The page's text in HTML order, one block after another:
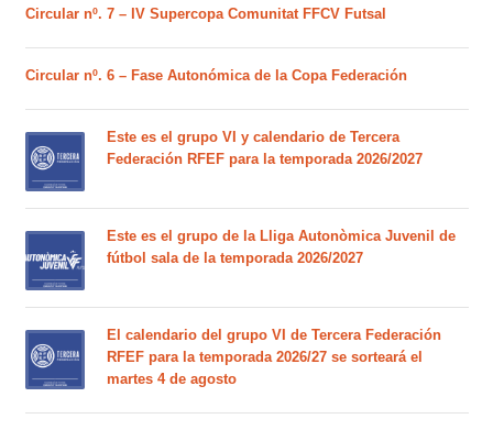
Circular nº. 7 – IV Supercopa Comunitat FFCV Futsal
Circular nº. 6 – Fase Autonómica de la Copa Federación
Este es el grupo VI y calendario de Tercera
Federación RFEF para la temporada 2026/2027
Este es el grupo de la Lliga Autonòmica Juvenil de
fútbol sala de la temporada 2026/2027
El calendario del grupo VI de Tercera Federación
RFEF para la temporada 2026/27 se sorteará el
martes 4 de agosto